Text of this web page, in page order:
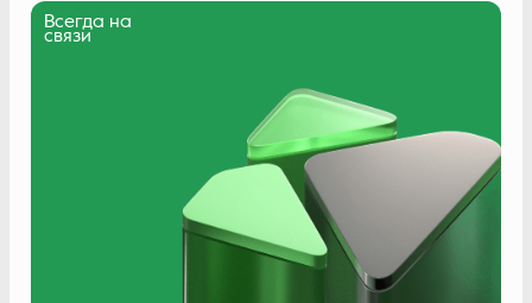
Всегда на
связи